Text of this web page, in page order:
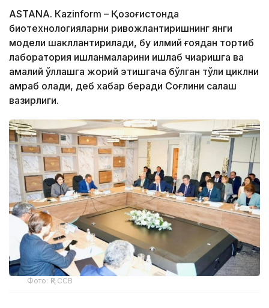
ASTANА. Кazinform – Қозоғистонда
биотехнологияларни ривожлантиришнинг янги
модели шакллантирилади, бу илмий ғоядан тортиб
лаборатория ишланмаларини ишлаб чиқаришга ва
амалий қўллашга жорий этишгача бўлган тўлиқ циклни
қамраб олади, деб хабар беради Соғлиқни сақлаш
вазирлиги.
Фото: ҚР ССВ